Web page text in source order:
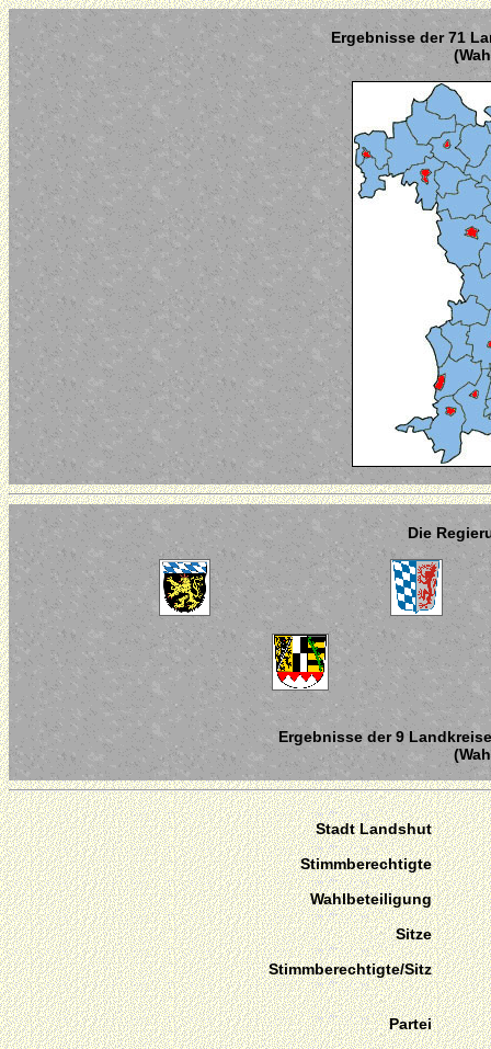
Ergebnisse der 71
Die
Ergebnisse der 9
Stadt Landshut
Stimmberechtigte
Wahlbeteiligung
Sitze
Stimmberechtigte/Sitz
Partei